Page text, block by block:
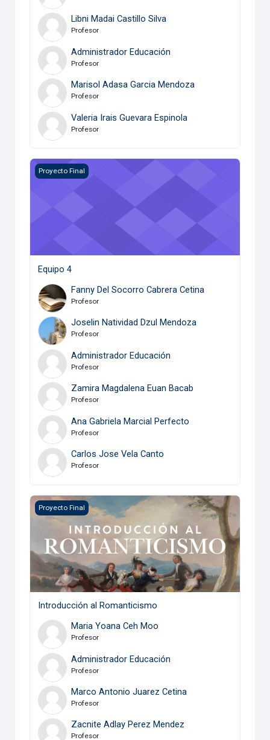
Libni Madai Castillo Silva
Profesor
Administrador Educación
Profesor
Marisol Adasa Garcia Mendoza
Profesor
Valeria Irais Guevara Espinola
Profesor
Equipo 4
Proyecto Final
Equipo 4
Fanny Del Socorro Cabrera Cetina
Profesor
Joselin Natividad Dzul Mendoza
Profesor
Administrador Educación
Profesor
Zamira Magdalena Euan Bacab
Profesor
Ana Gabriela Marcial Perfecto
Profesor
Carlos Jose Vela Canto
Profesor
Introducción al Romanticismo
Proyecto Final
Introducción al Romanticismo
Maria Yoana Ceh Moo
Profesor
Administrador Educación
Profesor
Marco Antonio Juarez Cetina
Profesor
Zacnite Adlay Perez Mendez
Profesor